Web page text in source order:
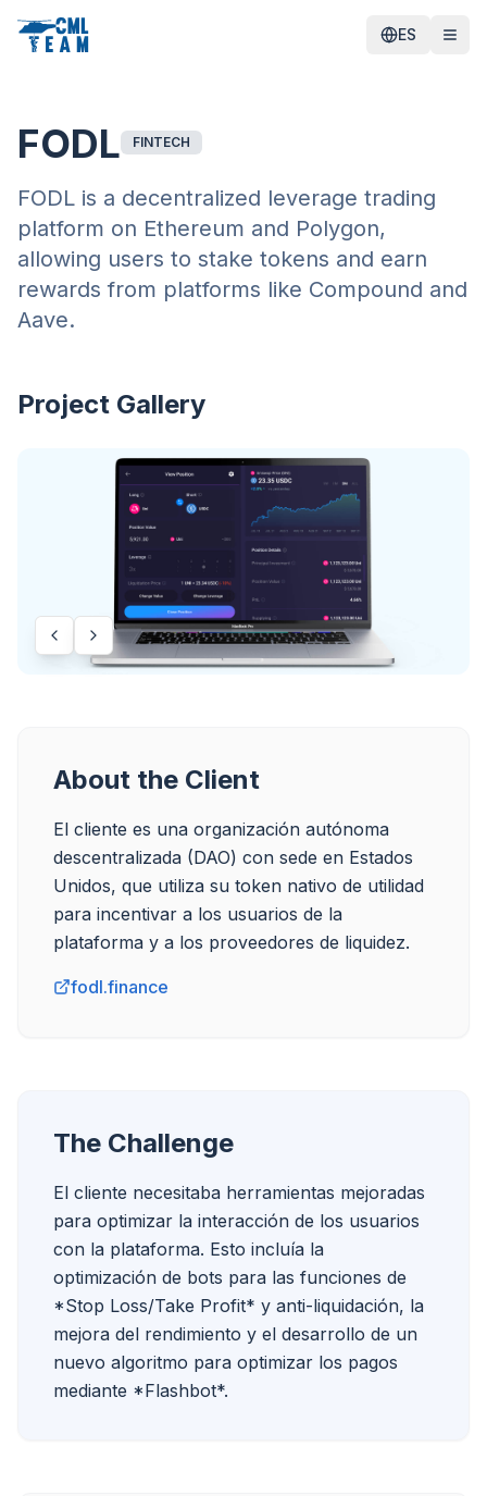
ES
FODL FINTECH
FODL is a decentralized leverage trading
platform on Ethereum and Polygon,
allowing users to stake tokens and earn
rewards from platforms like Compound and
Aave.
Project Gallery
About the Client
El cliente es una organización autónoma
descentralizada (DAO) con sede en Estados
Unidos, que utiliza su token nativo de utilidad
para incentivar a los usuarios de la
fodl.finance
The Challenge
El cliente necesitaba herramientas mejoradas
para optimizar la interacción de los usuarios
con la plataforma. Esto incluía la
optimización de bots para las funciones de
*Stop Loss/Take Profit* y anti-liquidación, la
mejora del rendimiento y el desarrollo de un
nuevo algoritmo para optimizar los pagos